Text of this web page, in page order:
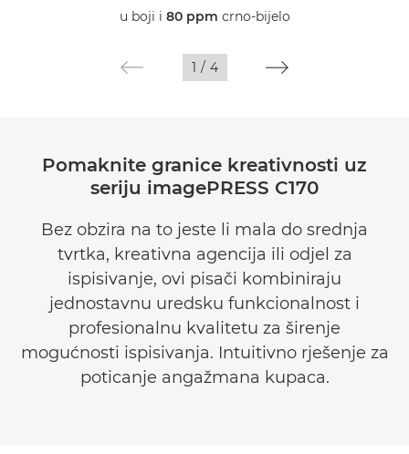
u boji i 80 ppm crno-bijelo
1 / 4
Pomaknite granice kreativnosti uz
seriju imagePRESS C170
Bez obzira na to jeste li mala do srednja
tvrtka, kreativna agencija ili odjel za
ispisivanje, ovi pisači kombiniraju
jednostavnu uredsku funkcionalnost i
profesionalnu kvalitetu za širenje
mogućnosti ispisivanja. Intuitivno rješenje za
poticanje angažmana kupaca.